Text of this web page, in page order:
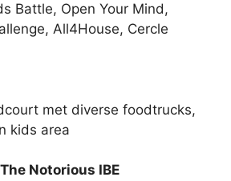
Battle, Open Your Mind,
All4House, Cercle
met diverse foodtrucks,
kids area
Notorious IBE